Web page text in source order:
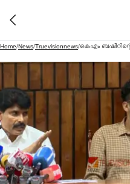
Home/News/Truevisionnews/